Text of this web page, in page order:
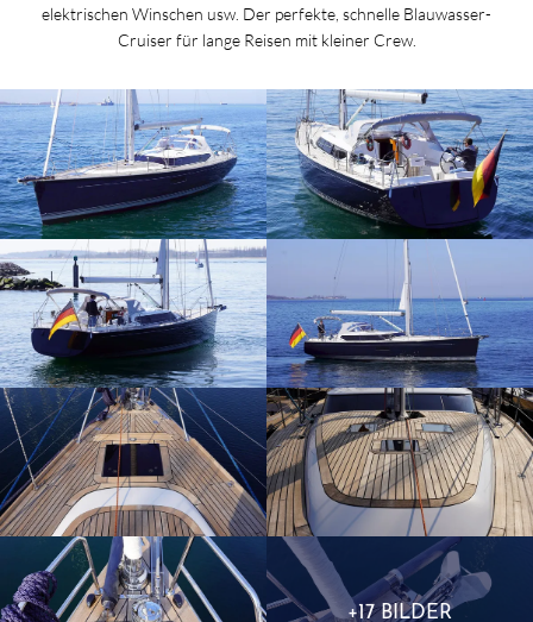
elektrischen Winschen usw. Der perfekte, schnelle Blauwasser-
Cruiser für lange Reisen mit kleiner Crew.
+17 BILDER